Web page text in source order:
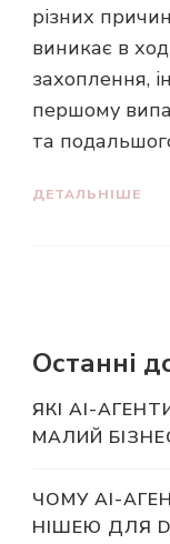
різних
виникає в
захоплення,
першому
та
ДЕТАЛЬНІШЕ
Останні
ЯКІ AI-
МАЛИЙ
ЧОМУ AI-
НІШЕЮ ДЛЯ